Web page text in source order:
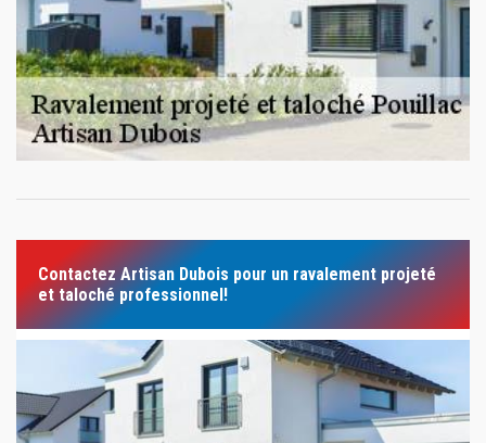
Contactez Artisan Dubois pour un ravalement projeté
et taloché professionnel!